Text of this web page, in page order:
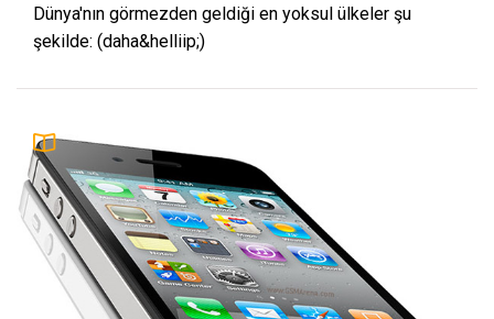
Dünya'nın görmezden geldiği en yoksul ülkeler şu
şekilde: (daha&helliip;)